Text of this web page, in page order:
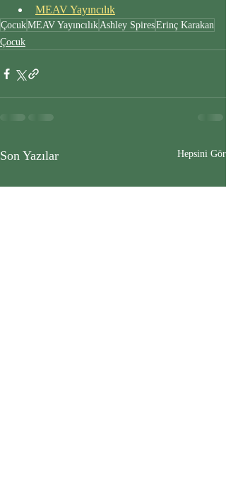
MEAV Yayıncılık
ÇocukMEAV YayıncılıkAshley SpiresErinç Karakan
Çocuk
Son Yazılar Hepsini Gör